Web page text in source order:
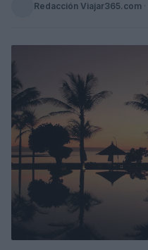
Redacción Viajar365.com ·